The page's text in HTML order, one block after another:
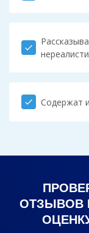
check
check Содержат
ОТЗЫВОВ